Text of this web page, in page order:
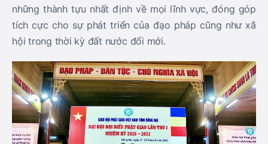
những thành tựu nhất định về mọi lĩnh vực, đóng góp
tích cực cho sự phát triển của đạo pháp cũng như xã
hội trong thời kỳ đất nước đổi mới.